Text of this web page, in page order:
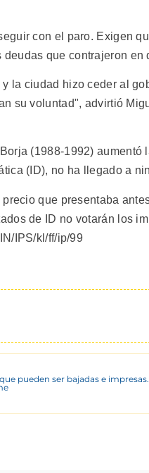
con el paro. Exigen
que contrajeron
la ciudad hizo ceder al
su voluntad", advirtió
(1988-1992) aumentó
(ID), no ha llegado a
que presentaba
de ID no votarán los
IPS/kl/ff/ip/99
pueden ser bajadas e